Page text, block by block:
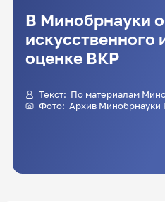
В Минобрнауки
искусственного
оценке ВКР
Текст: По материалам
Фото: Архив